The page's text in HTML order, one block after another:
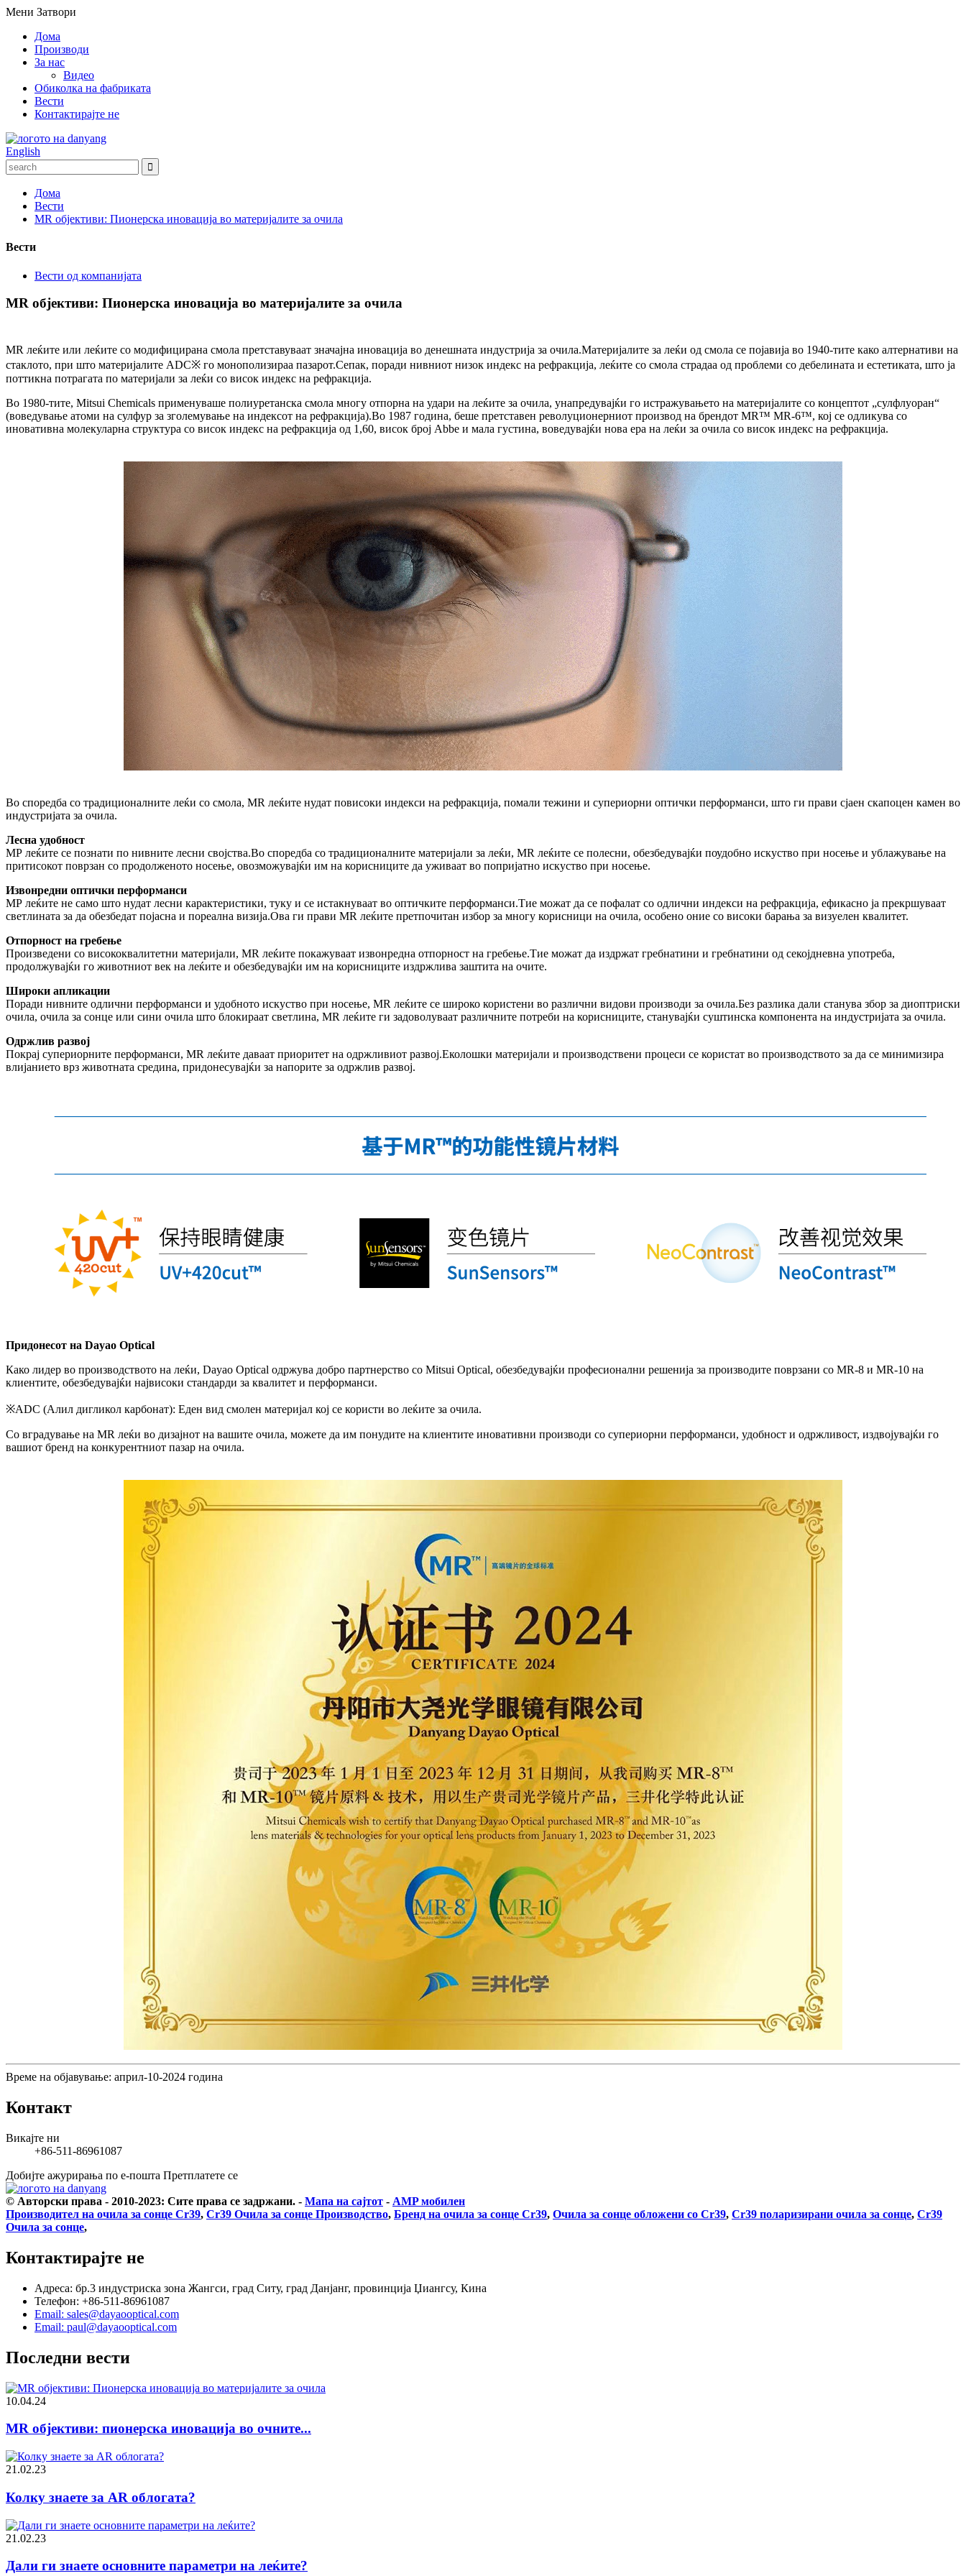
Мени Затвори
Дома
Производи
За нас
Видео
Обиколка на фабриката
Вести
Контактирајте не
English
Дома
Вести
MR објективи: Пионерска иновација во материјалите за очила
Вести
Вести од компанијата
MR објективи: Пионерска иновација во материјалите за очила
MR леќите или леќите со модифицирана смола претставуваат значајна иновација во денешната индустрија за очила.Материјалите за леќи од смола се појавија во 1940-тите како алтернативи на
стаклото, при што материјалите ADC※ го монополизираа пазарот.Сепак, поради нивниот низок индекс на рефракција, леќите со смола страдаа од проблеми со дебелината и естетиката, што ја
поттикна потрагата по материјали за леќи со висок индекс на рефракција.
Во 1980-тите, Mitsui Chemicals применуваше полиуретанска смола многу отпорна на удари на леќите за очила, унапредувајќи го истражувањето на материјалите со концептот „сулфлуоран“
(воведување атоми на сулфур за зголемување на индексот на рефракција).Во 1987 година, беше претставен револуционерниот производ на брендот MR™ MR-6™, кој се одликува со
иновативна молекуларна структура со висок индекс на рефракција од 1,60, висок број Abbe и мала густина, воведувајќи нова ера на леќи за очила со висок индекс на рефракција.
Во споредба со традиционалните леќи со смола, MR леќите нудат повисоки индекси на рефракција, помали тежини и супериорни оптички перформанси, што ги прави сјаен скапоцен камен во
индустријата за очила.
Лесна удобност
МР леќите се познати по нивните лесни својства.Во споредба со традиционалните материјали за леќи, MR леќите се полесни, обезбедувајќи поудобно искуство при носење и ублажување на
притисокот поврзан со продолженото носење, овозможувајќи им на корисниците да уживаат во попријатно искуство при носење.
Извонредни оптички перформанси
МР леќите не само што нудат лесни карактеристики, туку и се истакнуваат во оптичките перформанси.Тие можат да се пофалат со одлични индекси на рефракција, ефикасно ја прекршуваат
светлината за да обезбедат појасна и пореална визија.Ова ги прави MR леќите претпочитан избор за многу корисници на очила, особено оние со високи барања за визуелен квалитет.
Отпорност на гребење
Произведени со висококвалитетни материјали, MR леќите покажуваат извонредна отпорност на гребење.Тие можат да издржат гребнатини и гребнатини од секојдневна употреба,
продолжувајќи го животниот век на леќите и обезбедувајќи им на корисниците издржлива заштита на очите.
Широки апликации
Поради нивните одлични перформанси и удобното искуство при носење, MR леќите се широко користени во различни видови производи за очила.Без разлика дали станува збор за диоптриски
очила, очила за сонце или сини очила што блокираат светлина, MR леќите ги задоволуваат различните потреби на корисниците, станувајќи суштинска компонента на индустријата за очила.
Одржлив развој
Покрај супериорните перформанси, MR леќите даваат приоритет на одржливиот развој.Еколошки материјали и производствени процеси се користат во производството за да се минимизира
влијанието врз животната средина, придонесувајќи за напорите за одржлив развој.
Придонесот на Dayao Optical
Како лидер во производството на леќи, Dayao Optical одржува добро партнерство со Mitsui Optical, обезбедувајќи професионални решенија за производите поврзани со MR-8 и MR-10 на
клиентите, обезбедувајќи највисоки стандарди за квалитет и перформанси.
※ADC (Алил дигликол карбонат): Еден вид смолен материјал кој се користи во леќите за очила.
Со вградување на MR леќи во дизајнот на вашите очила, можете да им понудите на клиентите иновативни производи со супериорни перформанси, удобност и одржливост, издвојувајќи го
вашиот бренд на конкурентниот пазар на очила.
Време на објавување: април-10-2024 година
Контакт
Викајте ни
+86-511-86961087
Добијте ажурирања по е-пошта Претплатете се
© Авторски права - 2010-2023: Сите права се задржани. - Мапа на сајтот - AMP мобилен
Производител на очила за сонце Cr39, Cr39 Очила за сонце Производство, Бренд на очила за сонце Cr39, Очила за сонце обложени со Cr39, Cr39 поларизирани очила за сонце, Cr39
Очила за сонце,
Контактирајте не
Адреса: бр.3 индустриска зона Жангси, град Ситу, град Данјанг, провинција Џиангсу, Кина
Телефон: +86-511-86961087
Email: sales@dayaooptical.com
Email: paul@dayaooptical.com
Последни вести
10.04.24
MR објективи: пионерска иновација во очните...
21.02.23
Колку знаете за AR облогата?
21.02.23
Дали ги знаете основните параметри на леќите?